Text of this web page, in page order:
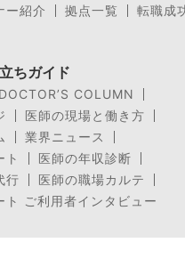
ー紹介
拠点一覧
転職成
ちガイド
DOCTOR’S COLUMN
医師の現場と働き方
業界ニュース
ト
医師の年収診断
行
医師の職場カルテ
ト ご利用者インタビュー